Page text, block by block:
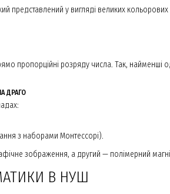
представлений у вигляді великих
пропорційні розряду числа. Так, найменші
ДРАГО
з наборами Монтессорі).
зображення, а другий — полімерний
В НУШ